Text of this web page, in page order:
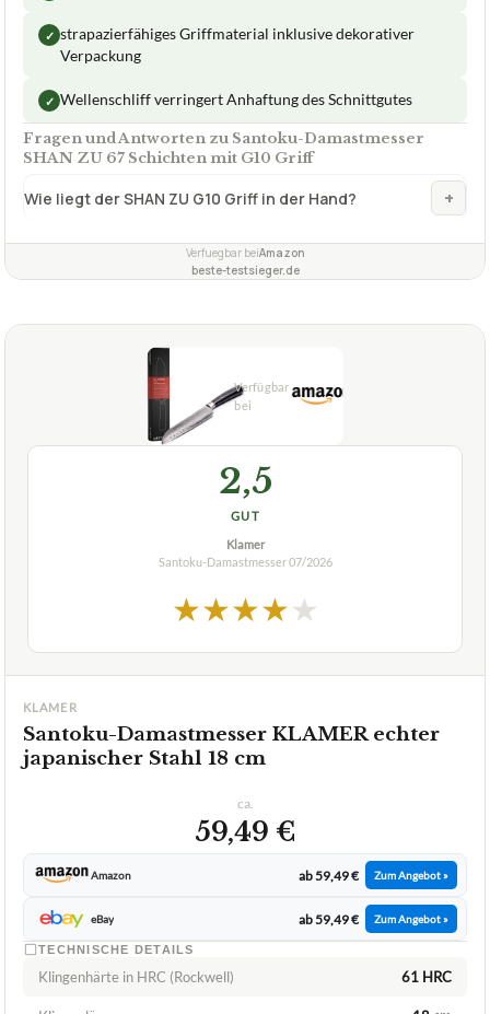
✓ strapazierfähiges Griffmaterial inklusive dekorativer
Verpackung
✓ Wellenschliff verringert Anhaftung des Schnittgutes
Fragen und Antworten zu Santoku-Damastmesser
SHAN ZU 67 Schichten mit G10 Griff
Wie liegt der SHAN ZU G10 Griff in der Hand? +
Verfuegbar beiAmazon
beste-testsieger.de
2,5
GUT
Klamer
Santoku-Damastmesser07/2026
★★★★★
KLAMER
Santoku-Damastmesser KLAMER echter
japanischer Stahl 18 cm
ca.
59,49 €
Amazon ab 59,49 € Zum Angebot »
eBay ab 59,49 € Zum Angebot »
TECHNISCHE DETAILS
Klingenhärte in HRC (Rockwell) 61 HRC